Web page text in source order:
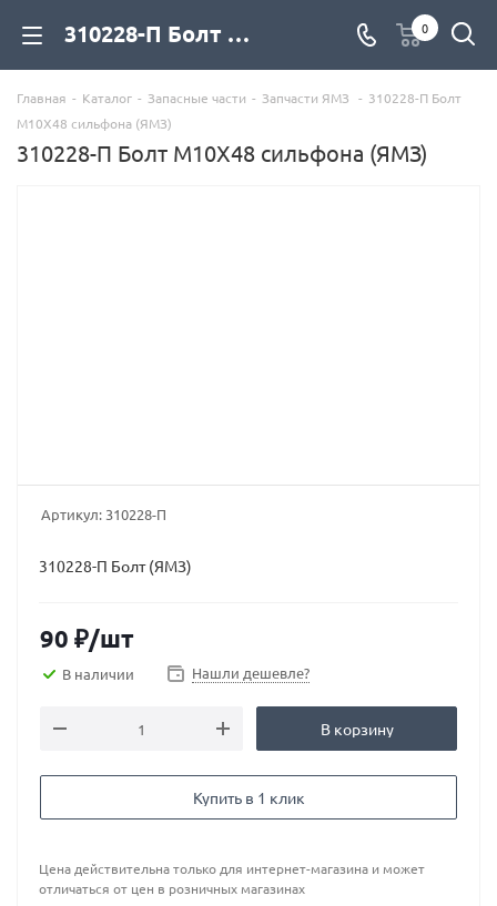
310228-П Болт М10Х48 сильфона (ЯМЗ) для дизельных двигателей купить со склада с доставкой по цене официального дилера - компания Дизель Экспорт 0
Главная - Каталог - Запасные части - Запчасти ЯМЗ - 310228-П Болт
М10Х48 сильфона (ЯМЗ)
310228-П Болт М10Х48 сильфона (ЯМЗ)
Артикул: 310228-П
310228-П Болт (ЯМЗ)
90 ₽/шт
В наличии Нашли дешевле?
В корзину
Купить в 1 клик
Цена действительна только для интернет-магазина и может
отличаться от цен в розничных магазинах